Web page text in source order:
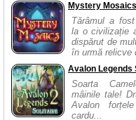
Mystery Mosaics
Tărâmul a
la o civilizație
dispărut de
în urmă relicve
Avalon Legends
Soarta
mâinile tale!
Avalon
cardu...